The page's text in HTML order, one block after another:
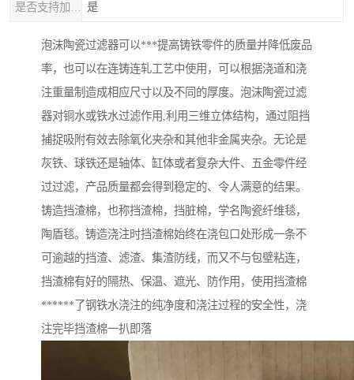
是
泡沫陶瓷过滤器可以***提高铸铁零件的质量并降低废品
率，也可以在连铸连轧工艺中使用，可以根据浇道和浇
注重量制造成相应尺寸以及不同的厚度。泡沫陶瓷过滤
器对铜水或铁水过滤作用,利用三维立体结构，通过阻挡
捕捉吸附有效去除氧化夹杂和其他非金属夹杂。无论是
灰铁、球铁还是轴体、缸体或者复杂大件、五金零件经
过过滤，产品质量都会得到稳定的、令人满意的结果。
铸造挡渣棉，也称挡渣棉，挡脏棉，学名陶瓷纤维毯，
陶盾毯。铸造浇注时挡渣棉始终在浇包口处形成一条不
可逾越的挡渣、滤渣、集渣防线，而又不与包壁粘连，
挡渣棉有好的隔热、保温、遮光、防作用，使用挡渣棉
******了钢铁水浇注的纯净度和浇注过程的安全性，浇
注完毕挡渣棉一扒即落